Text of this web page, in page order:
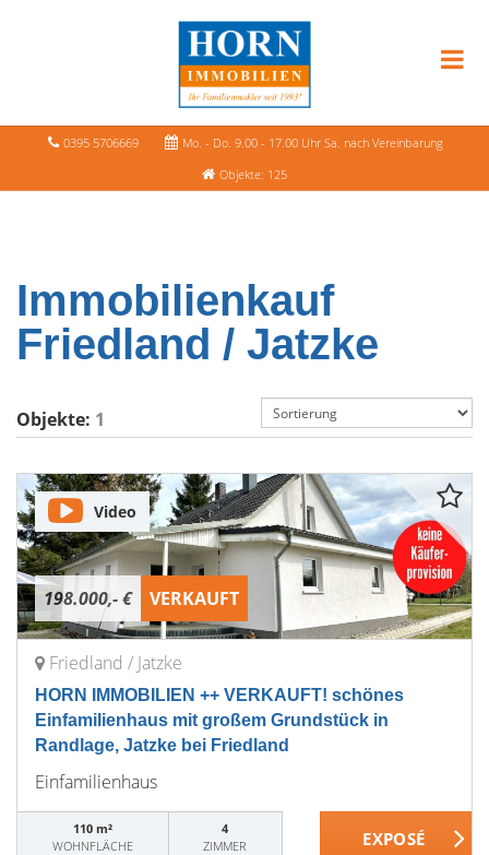
0395 5706669
Mo. - Do. 9.00 - 17.00 Uhr Sa. nach Vereinbarung
Objekte: 125
Immobilienkauf
Friedland / Jatzke
Objekte: 1
198.000,- € VERKAUFT
Video
Friedland / Jatzke
HORN IMMOBILIEN ++ VERKAUFT! schönes
Einfamilienhaus mit großem Grundstück in
Randlage, Jatzke bei Friedland
Einfamilienhaus
110 m²
WOHNFLÄCHE
4
ZIMMER